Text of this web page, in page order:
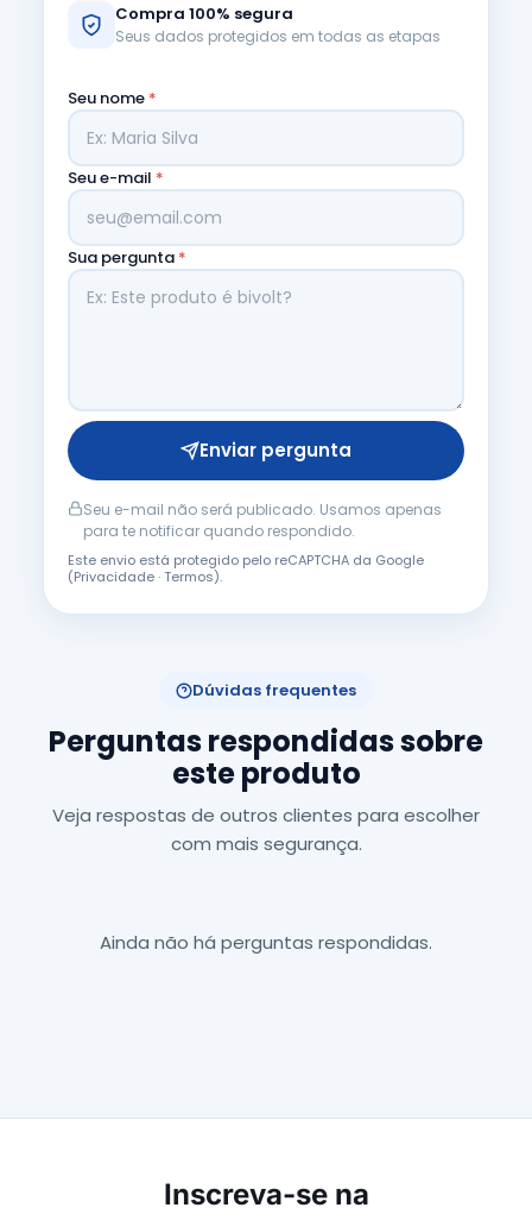
Compra 100% segura
Seus dados protegidos em todas as etapas
Seu nome *
Seu e-mail *
Sua pergunta *
Enviar pergunta
Seu e-mail não será publicado. Usamos apenas
para te notificar quando respondido.
Este envio está protegido pelo reCAPTCHA da Google
(Privacidade·Termos).
Dúvidas frequentes
Perguntas respondidas sobre
este produto
Veja respostas de outros clientes para escolher
com mais segurança.
Ainda não há perguntas respondidas.
Inscreva-se na